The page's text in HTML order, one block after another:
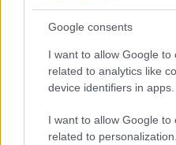
Google consents
I want to allow Google to
related to analytics like
device identifiers in apps.
I want to allow Google to
related to personalization.